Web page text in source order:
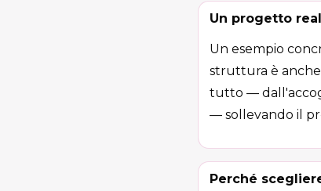
Un progetto
Un esempio
struttura è anche
tutto —
— sollevando il
Perché